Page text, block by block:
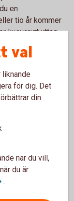
en
tio år kommer
livsvarigt uttag.
slut. Väljer du
men du får
som har betalat in
att komma
kan räkna
i pension. Vill du
med när och hur
val
liknande
för dig. Det
din
när du vill,
du är
.